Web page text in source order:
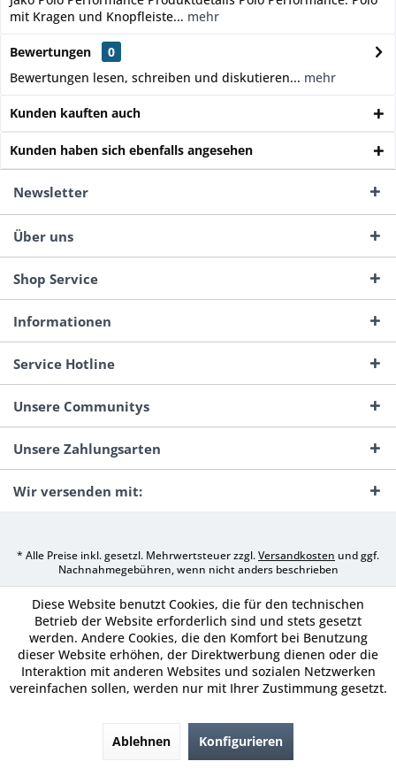
mit Kragen und Knopfleiste... mehr
Bewertungen
0
Bewertungen lesen, schreiben und diskutieren... mehr
Kunden kauften auch
Kunden haben sich ebenfalls angesehen
Newsletter
Über uns
Shop Service
Informationen
Service Hotline
Unsere Communitys
Unsere Zahlungsarten
Wir versenden mit:
* Alle Preise inkl. gesetzl. Mehrwertsteuer zzgl.Versandkosten und ggf.
Nachnahmegebühren, wenn nicht anders beschrieben
Diese Website benutzt Cookies, die für den technischen
Betrieb der Website erforderlich sind und stets gesetzt
werden. Andere Cookies, die den Komfort bei Benutzung
dieser Website erhöhen, der Direktwerbung dienen oder die
Interaktion mit anderen Websites und sozialen Netzwerken
vereinfachen sollen, werden nur mit Ihrer Zustimmung gesetzt.
Ablehnen Konfigurieren